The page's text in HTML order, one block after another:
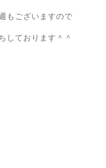
もございますので
しております＾＾